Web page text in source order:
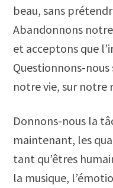
beau, sans
Abandonnons
et acceptons que
Questionnons-nous
notre vie, sur notre
Donnons-nous la
maintenant, les
tant qu’êtres
la musique,